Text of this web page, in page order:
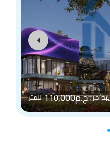
يبدأ منج.م110,000 للمتر